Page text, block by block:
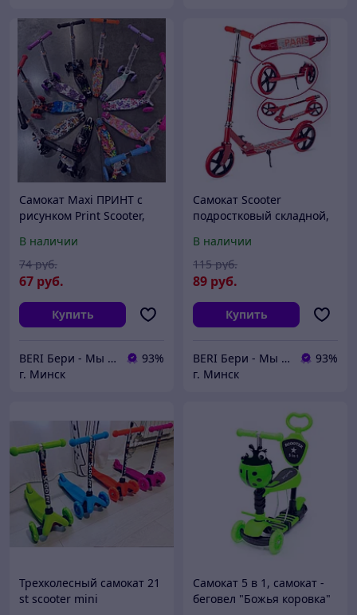
Самокат Maxi ПРИНТ с
рисунком Print Scooter,
регулируемая ручка LK-
8523
В наличии
67 руб.
74 руб.
Купить
BERI Бери - Мы ненавидим демпинг, но нас вынуждают конкуренты
93%
г. Минск
Самокат Scooter
подростковый складной,
В наличии
89 руб.
115 руб.
Купить
BERI Бери - Мы ненавидим демпинг, но нас вынуждают конкуренты
93%
г. Минск
Трехколесный самокат 21
st scooter mini
Самокат 5 в 1, самокат -
беговел "Божья коровка"